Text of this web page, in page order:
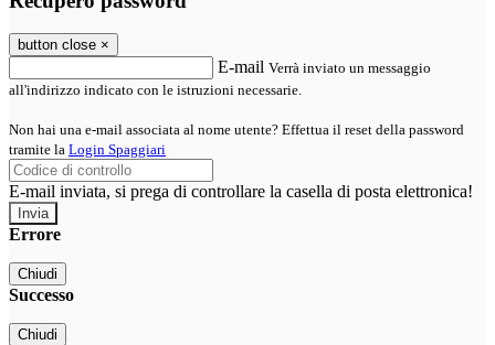
button close ×
E-mail Verrà inviato un messaggio
all'indirizzo indicato con le istruzioni necessarie.
Non hai una e-mail associata al nome utente? Effettua il reset della password
tramite la Login Spaggiari
E-mail inviata, si prega di controllare la casella di posta elettronica!
Errore
Chiudi
Successo
Chiudi